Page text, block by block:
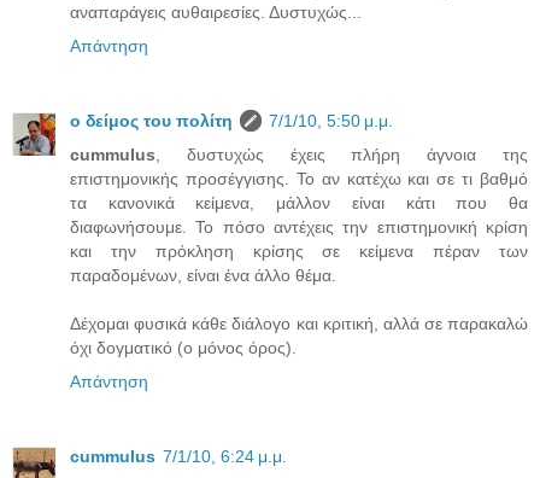
αναπαράγεις αυθαιρεσίες. Δυστυχώς...
Απάντηση
ο δείμος του πολίτη
7/1/10, 5:50 μ.μ.
cummulus , δυστυχώς έχεις πλήρη άγνοια της
επιστημονικής προσέγγισης. Το αν κατέχω και σε τι βαθμό
τα κανονικά κείμενα, μάλλον είναι κάτι που θα
διαφωνήσουμε. Το πόσο αντέχεις την επιστημονική κρίση
και την πρόκληση κρίσης σε κείμενα πέραν των
παραδομένων, είναι ένα άλλο θέμα.
Δέχομαι φυσικά κάθε διάλογο και κριτική, αλλά σε παρακαλώ
όχι δογματικό (ο μόνος όρος).
Απάντηση
cummulus 7/1/10, 6:24 μ.μ.